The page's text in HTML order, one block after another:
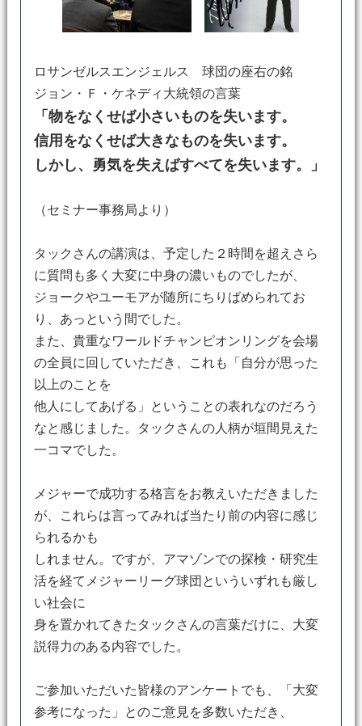
ロサンゼルスエンジェルス 球団の座右の銘
ジョン・Ｆ・ケネディ大統領の言葉
「物をなくせば小さいものを失います。
信用をなくせば大きなものを失います。
しかし、勇気を失えばすべてを失います。」
（セミナー事務局より）
タックさんの講演は、予定した２時間を超えさら
に質問も多く大変に中身の濃いものでしたが、
ジョークやユーモアが随所にちりばめられてお
り、あっという間でした。
また、貴重なワールドチャンピオンリングを会場
の全員に回していただき、これも「自分が思った
以上のことを
他人にしてあげる」ということの表れなのだろう
なと感じました。タックさんの人柄が垣間見えた
一コマでした。
メジャーで成功する格言をお教えいただきました
が、これらは言ってみれば当たり前の内容に感じ
られるかも
しれません。ですが、アマゾンでの探検・研究生
活を経てメジャーリーグ球団といういずれも厳し
い社会に
身を置かれてきたタックさんの言葉だけに、大変
説得力のある内容でした。
ご参加いただいた皆様のアンケートでも、「大変
参考になった」とのご意見を多数いただき、